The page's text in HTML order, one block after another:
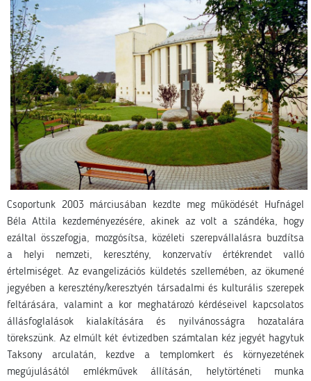
Csoportunk 2003 márciusában kezdte meg működését Hufnágel
Béla Attila kezdeményezésére, akinek az volt a szándéka, hogy
ezáltal összefogja, mozgósítsa, közéleti szerepvállalásra buzdítsa
a helyi nemzeti, keresztény, konzervatív értékrendet valló
értelmiséget. Az evangelizációs küldetés szellemében, az ökumené
jegyében a keresztény/keresztyén társadalmi és kulturális szerepek
feltárására, valamint a kor meghatározó kérdéseivel kapcsolatos
állásfoglalások kialakítására és nyilvánosságra hozatalára
törekszünk. Az elmúlt két évtizedben számtalan kéz jegyét hagytuk
Taksony arculatán, kezdve a templomkert és környezetének
megújulásától emlékművek állításán, helytörténeti munka